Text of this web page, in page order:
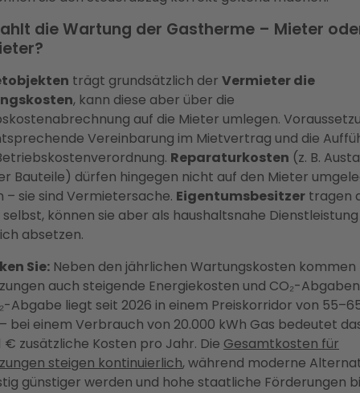
die Wartung der Gastherme – Mieter
trägt grundsätzlich der Vermieter die
, kann diese aber über die
auf die Mieter umlegen.
Vereinbarung im Mietvertrag und die
Reparaturkosten (z. B.
Bauteile) dürfen hingegen nicht auf den Mieter
– sie sind Vermietersache. Eigentumsbesitzer tragen
können sie aber als haushaltsnahe Dienstleistung
absetzen.
Sie: Neben den jährlichen Wartungskosten kommen
auch steigende Energiekosten und CO₂-
Abgabe liegt seit 2026 in einem Preiskorridor von
bei einem Verbrauch von 20.000 kWh Gas bedeutet
€ zusätzliche Kosten pro Jahr. Die Gesamtkosten für
steigen kontinuierlich, während moderne
günstiger werden und hohe staatliche Förderungen